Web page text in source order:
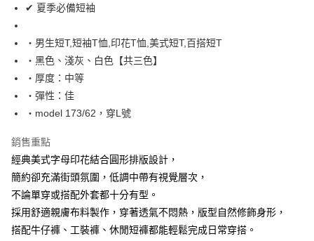
Google Pay
AFTEE先享後付
相關說明
【關於「AFTEE先享後付」】
AFTEE先享後付是「在收到商品之後才付款」的支付方式。 讓您購物簡單
便利好安心！
１．簡單：不需註冊會員、不需綁卡、不需儲值。
【「AFTEE先享後付」結帳流程】
１．於結帳方式選擇「AFTEE先享後付」後，將跳轉至「AFTEE先享後付」
結帳頁面，進行簡訊認證並確認金額後，即可完成結帳。
２．訂單成立數日內，您將收到繳費通知簡訊。
３．收到繳費通知簡訊後14天內，點擊此簡訊中的連結，可透過四大超商／
ATM／網路銀行／等多元方式進行付款，方視為交易完成。
※ 請注意：結帳手續完成當下不需立刻繳費，但若您需要取消訂單，請聯絡
ATM付款
運送方式
全家付款取貨
每筆NT$80，滿NT$1,800(含以上)免運費
先付款後全家取貨
每筆NT$80，滿NT$1,800(含以上)免運費
7-11付款取貨
✔ 夏季必備短袖
‧男生短T,短袖T恤,印花T恤,美式短T,百搭短T
‧黑色、淺灰、白色【共三色】
‧厚度：中等
‧彈性：佳
‧model 173/62，穿L號
銷售重點
經典美式字母印花結合圓形排版設計，
簡約卻充滿街頭氛圍，低調中帶有視覺層次，
不論單穿或搭配外套都十分有型。
採用舒適親膚布料製作，穿著透氣不悶熱，版型自然修飾身形，
搭配牛仔褲、工裝褲、休閒短褲都能輕鬆完成日常穿搭。